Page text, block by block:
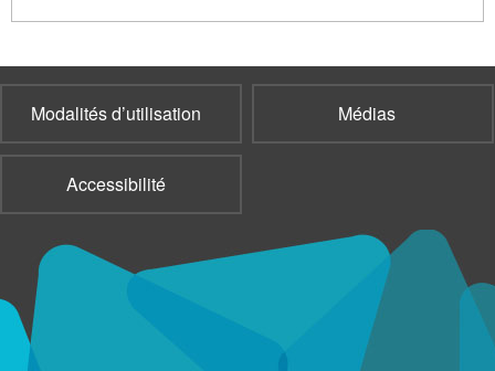
Modalités d’utilisation Médias
Accessibilité